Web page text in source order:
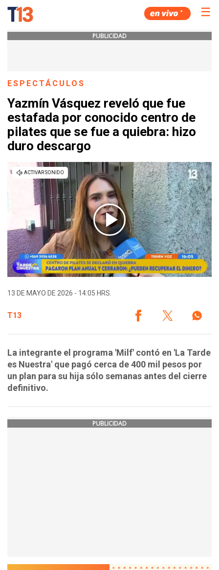
☰
PUBLICIDAD
ESPECTÁCULOS
Yazmín Vásquez reveló que fue
estafada por conocido centro de
pilates que se fue a quiebra: hizo
duro descargo
13 DE MAYO DE 2026 - 14:05 HRS.
T13
La integrante el programa 'Milf' contó en 'La Tarde
es Nuestra' que pagó cerca de 400 mil pesos por
un plan para su hija sólo semanas antes del cierre
definitivo.
PUBLICIDAD